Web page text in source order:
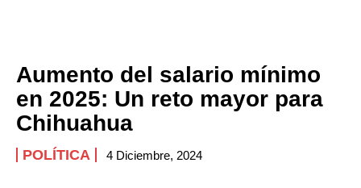
Aumento del salario mínimo
en 2025: Un reto mayor para
Chihuahua
POLÍTICA 4 Diciembre, 2024